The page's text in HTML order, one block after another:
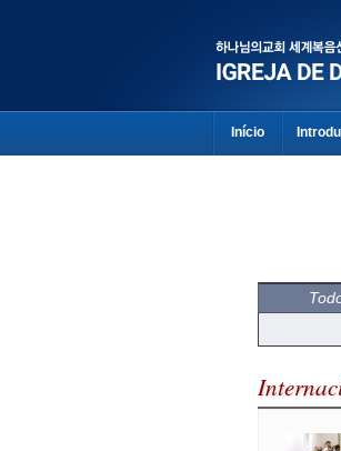
Início